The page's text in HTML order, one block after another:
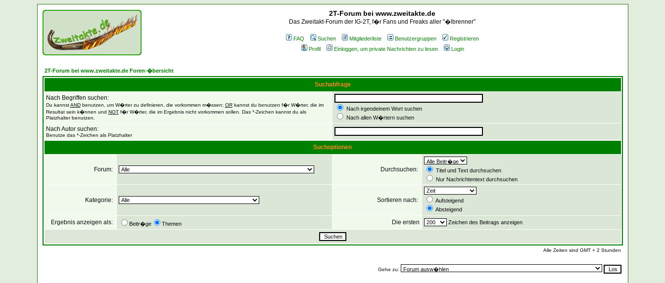
2T-Forum bei www.zweitakte.de
Das Zweitakt-Forum der IG-2T, f�r Fans und Freaks aller "�lbrenner"
FAQ Suchen Mitgliederliste Benutzergruppen
Registrieren
Profil
Einloggen, um private Nachrichten zu lesen Login
2T-Forum bei www.zweitakte.de Foren-�bersicht
Suchabfrage
Nach Begriffen suchen:
Du kannstANDbenutzen, um W�rter zu definieren, die vorkommen m�ssen; ORkannst du benutzen f�r W�rter, die im
Resultat sein k�nnen und NOTf�r W�rter, die im Ergebnis nicht vorkommen sollen. Das *-Zeichen kannst du als
Platzhalter benutzen.
Nach irgendeinem Wort suchen
Nach allen W�rtern suchen
Nach Autor suchen:
Benutze das *-Zeichen als Platzhalter
Suchoptionen
Forum: Durchsuchen:
Titel und Text durchsuchen
Nur Nachrichtentext durchsuchen
Kategorie: Sortieren nach:
Aufsteigend
Absteigend
Ergebnis anzeigen als: Beitr�ge Themen Die ersten Zeichen des Beitrags anzeigen
Alle Zeiten sind GMT + 2 Stunden
Gehe zu: